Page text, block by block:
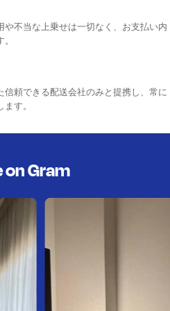
不当な上乗せは一切なく、お支払い内
頼できる配送会社のみと提携し、常に
す。
on Gram